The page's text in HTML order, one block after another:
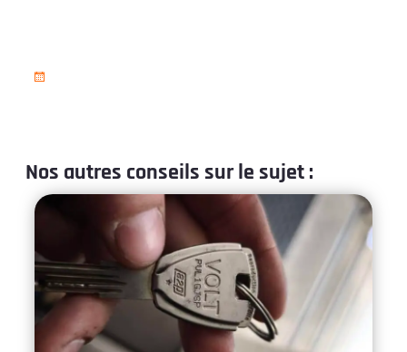
Nos autres conseils sur le sujet :